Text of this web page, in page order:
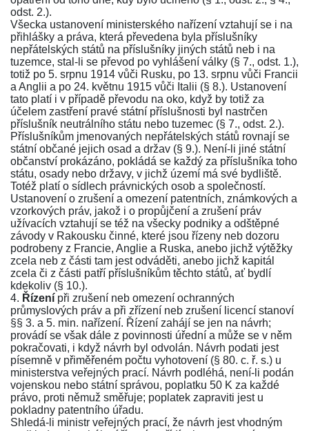
odst. 2.).
Všecka ustanovení ministerského nařízení vztahují se i na
přihlášky a práva, která převedena byla příslušníky
nepřátelských států na příslušníky jiných států neb i na
tuzemce, stal-li se převod po vyhlášení války (§ 7., odst. 1.),
totiž po 5. srpnu 1914 vůči Rusku, po 13. srpnu vůči Francii
a Anglii a po 24. květnu 1915 vůči Italii (§ 8.). Ustanovení
tato platí i v případě převodu na oko, když by totiž za
účelem zastření pravé státní příslušnosti byl nastrčen
příslušník neutrálního státu nebo tuzemec (§ 7., odst. 2.).
Příslušníkům jmenovaných nepřátelských států rovnají se
státní občané jejich osad a držav (§ 9.). Není-li jiné státní
občanství prokázáno, pokládá se každý za příslušníka toho
státu, osady nebo državy, v jichž území má své bydliště.
Totéž platí o sídlech právnických osob a společností.
Ustanovení o zrušení a omezení patentních, známkových a
vzorkových práv, jakož i o propůjčení a zrušení práv
užívacích vztahují se též na všecky podniky a odštěpné
závody v Rakousku činné, které jsou řízeny neb dozoru
podrobeny z Francie, Anglie a Ruska, anebo jichž výtěžky
zcela neb z části tam jest odváděti, anebo jichž kapitál
zcela či z části patří příslušníkům těchto států, ať bydlí
kdekoliv (§ 10.).
4. Řízení při zrušení neb omezení ochranných
průmyslových práv a při zřízení neb zrušení licencí stanoví
§§ 3. a 5. min. nařízení. Řízení zahájí se jen na návrh;
provádí se však dále z povinnosti úřední a může se v něm
pokračovati, i když návrh byl odvolán. Návrh podati jest
písemně v přiměřeném počtu vyhotovení (§ 80. c. ř. s.) u
ministerstva veřejných prací. Návrh podléhá, není-li podán
vojenskou nebo státní správou, poplatku 50 K za každé
právo, proti němuž směřuje; poplatek zapraviti jest u
pokladny patentního úřadu.
Shledá-li ministr veřejných prací, že návrh jest vhodným